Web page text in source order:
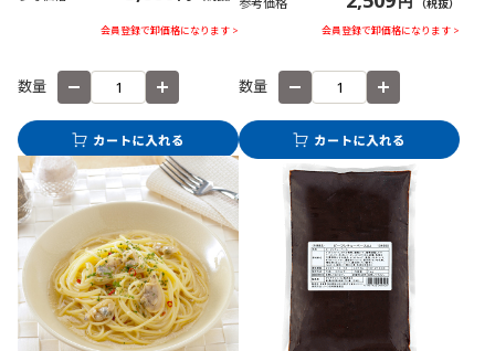
会員登録で卸価格になります >
数量
（税抜）
会員登録で卸価格になります >
数量